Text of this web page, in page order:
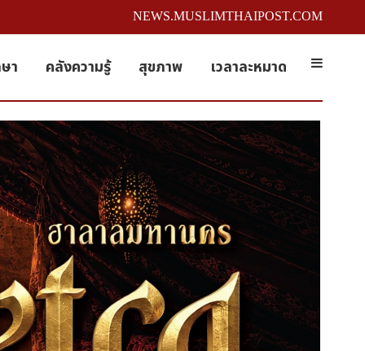
NEWS.MUSLIMTHAIPOST.COM
า คลังความรู้ สุขภาพ เวลาละหมาด